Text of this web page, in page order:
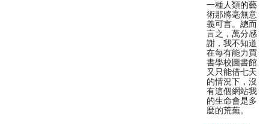
一種人類的藝
術那將毫無意
義可言。總而
言之，萬分感
謝，我不知道
在每有能力買
書學校圖書館
又只能借七天
的情況下，沒
有這個網站我
的生命會是多
麼的荒蕪。